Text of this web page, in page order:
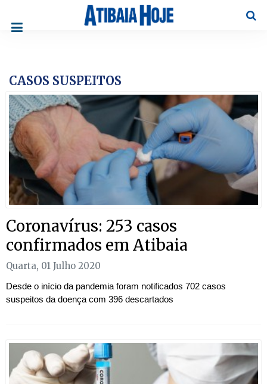
CASOS SUSPEITOS
Coronavírus: 253 casos
confirmados em Atibaia
Quarta, 01 Julho 2020
Desde o início da pandemia foram notificados 702 casos
suspeitos da doença com 396 descartados